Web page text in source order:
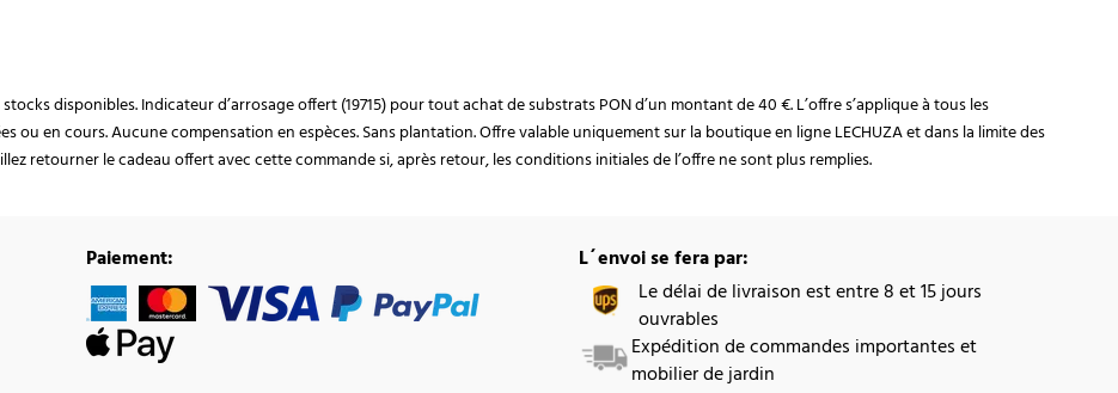
disponibles. Indicateur d’arrosage offert (19715) pour tout achat de substrats PON d’un montant de 40 €. L’offre s’applique à tous les
ou en cours. Aucune compensation en espèces. Sans plantation. Offre valable uniquement sur la boutique en ligne LECHUZA et dans la limite des
retourner le cadeau offert avec cette commande si, après retour, les conditions initiales de l’offre ne sont plus remplies.
Paiement:
L´envoi se fera par:
Le délai de livraison est entre 8 et 15 jours
ouvrables
Expédition de commandes importantes et
mobilier de jardin